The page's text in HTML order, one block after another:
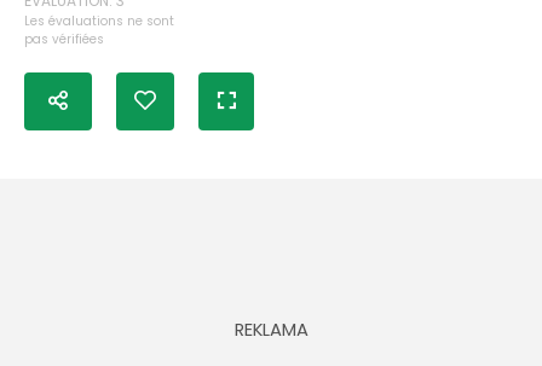
Les évaluations ne sont
pas vérifiées